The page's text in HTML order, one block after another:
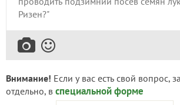
Внимание! Если у вас есть свой вопрос,
отдельно, в специальной форме